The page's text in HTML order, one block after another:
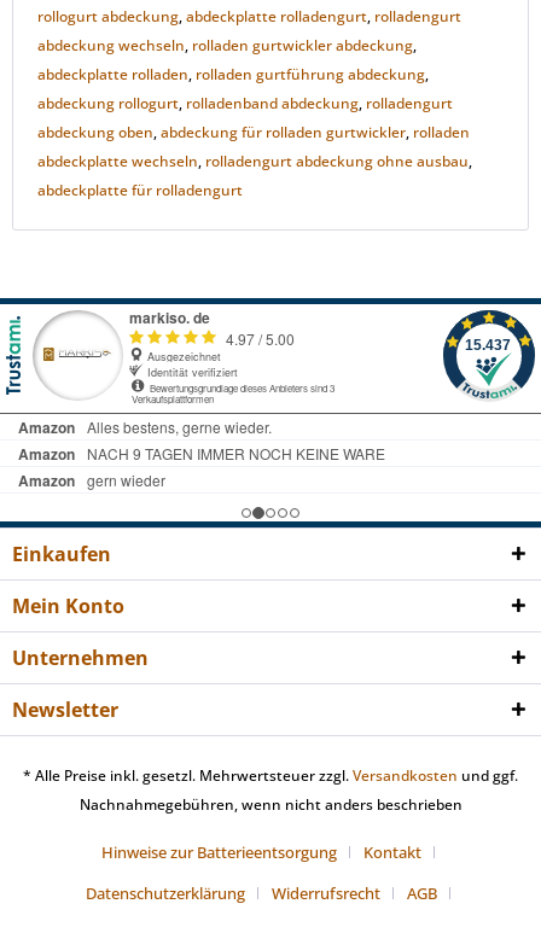
rollogurt abdeckung,abdeckplatte rolladengurt, rolladengurt
abdeckung wechseln, rolladen gurtwickler abdeckung,
abdeckplatte rolladen, rolladen gurtführung abdeckung,
abdeckung rollogurt, rolladenband abdeckung, rolladengurt
abdeckung oben,abdeckung für rolladen gurtwickler, rolladen
abdeckplatte wechseln, rolladengurt abdeckung ohne ausbau,
abdeckplatte für rolladengurt
Einkaufen
Mein Konto
Unternehmen
Newsletter
* Alle Preise inkl. gesetzl. Mehrwertsteuer zzgl.Versandkosten und ggf.
Nachnahmegebühren, wenn nicht anders beschrieben
Hinweise zur Batterieentsorgung
Kontakt
Datenschutzerklärung
Widerrufsrecht
AGB